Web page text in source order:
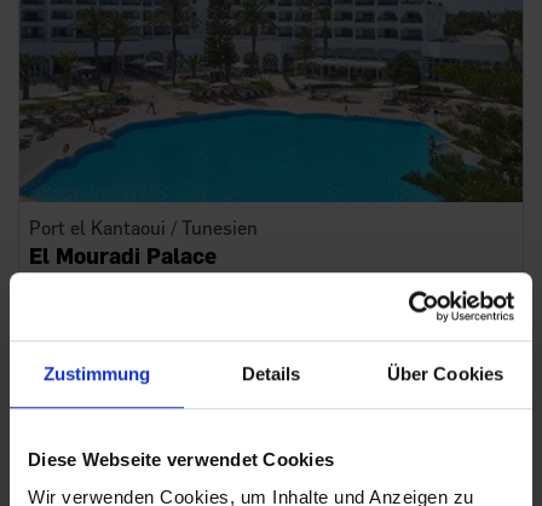
Zustimmung Details Über Cookies
Diese Webseite verwendet Cookies
Wir verwenden Cookies, um Inhalte und Anzeigen zu
Port el Kantaoui / Tunesien
El Mouradi Palace
p. P. ab€ 406
7 Tage + Flug + Transfer, All Incl.